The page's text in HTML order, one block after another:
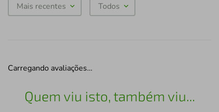
Mais recentes Todos
Carregando avaliações…
Quem viu isto, também viu...